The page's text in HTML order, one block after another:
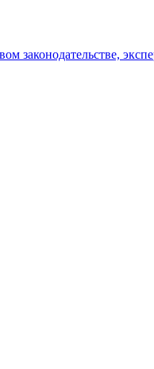
законодательстве,